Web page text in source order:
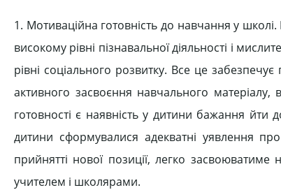
1. Мотиваційна готовність до навчання у
високому рівні пізнавальної діяльності і
рівні соціального розвитку. Все це
активного засвоєння навчального матеріалу,
готовності є наявність у дитини бажання
дитини сформувалися адекватні уявлення
прийнятті нової позиції, легко
учителем і школярами.